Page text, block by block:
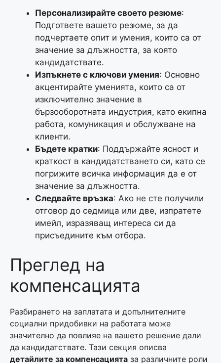
Персонализирайте своето резюме:
Подгответе вашето резюме, за да
подчертаете опит и умения, които са от
значение за длъжността, за която
кандидатствате.
Изпъкнете с ключови умения: Основно
акцентирайте уменията, които са от
изключително значение в
бързооборотната индустрия, като екипна
работа, комуникация и обслужване на
клиенти.
Бъдете кратки: Поддържайте ясност и
краткост в кандидатстването си, като се
погрижите всичка информация да е от
значение за длъжността.
Следвайте връзка: Ако не сте получили
отговор до седмица или две, изпратете
имейл, изразяващ интереса си да
присъедините към отбора.
Преглед на
компенсацията
Разбирането на заплатата и допълнителните
социални придобивки на работата може
значително да повлияе на вашето решение дали
да кандидатствате. Тази секция описва
детайлите за компенсацията за различните роли